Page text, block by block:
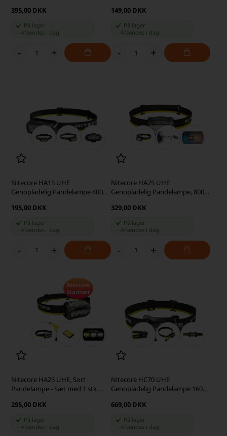
395,00 DKK
På lager
-Afsendes i dag
- +
149,00 DKK
På lager
Afsendes i dag
- +
Nitecore HA15 UHE
Genopladelig Pandelampe 400
195,00 DKK
På lager
Afsendes i dag
- +
Nitecore HA25 UHE
Genopladelig Pandelampe, 800
329,00 DKK
På lager
Afsendes i dag
- +
Nitecore
Startsæt
Nitecore HA23 UHE, Sort
Pandelampe - Sæt med 1 stk.
295,00 DKK
På lager
-Afsendes i dag
Nitecore HC70 UHE
Genopladelig Pandelampe 1600
669,00 DKK
På lager
Afsendes i dag